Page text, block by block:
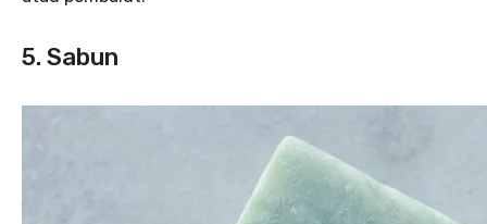
5. Sabun